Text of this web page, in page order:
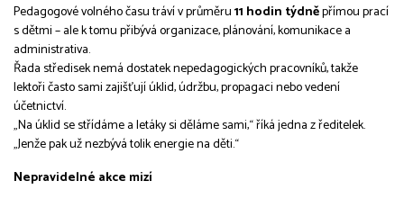
Pedagogové volného času tráví v průměru11 hodin týdněpřímou prací
s dětmi – ale k tomu přibývá organizace, plánování, komunikace a
administrativa.
Řada středisek nemá dostatek nepedagogických pracovníků, takže
lektoři často sami zajišťují úklid, údržbu, propagaci nebo vedení
účetnictví.
„Na úklid se střídáme a letáky si děláme sami,“ říká jedna z ředitelek.
„Jenže pak už nezbývá tolik energie na děti.“
Nepravidelné akce mizí